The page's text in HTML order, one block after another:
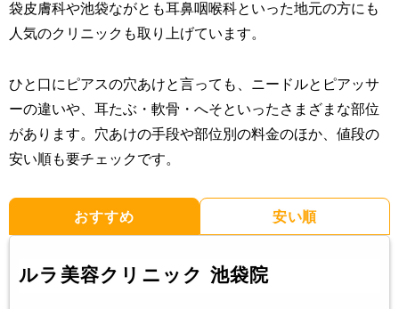
袋皮膚科や池袋ながとも耳鼻咽喉科といった地元の方にも
人気のクリニックも取り上げています。
ひと口にピアスの穴あけと言っても、ニードルとピアッサ
ーの違いや、耳たぶ・軟骨・へそといったさまざまな部位
があります。穴あけの手段や部位別の料金のほか、値段の
安い順も要チェックです。
おすすめ 安い順
ルラ美容クリニック 池袋院